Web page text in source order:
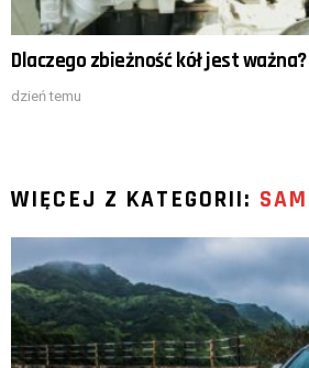
Dlaczego zbieżność kół jest ważna?
dzień temu
WIĘCEJ Z KATEGORII: